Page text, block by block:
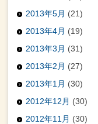
2013年5月 (21)
2013年4月 (19)
2013年3月 (31)
2013年2月 (27)
2013年1月 (30)
2012年12月 (30)
2012年11月 (30)